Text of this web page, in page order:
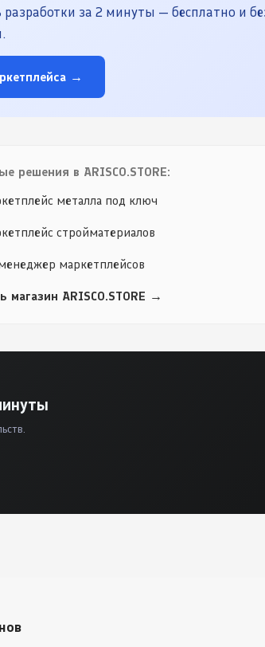
разработки за 2 минуты — бесплатно и
→
решения в ARISCO.STORE:
металла под ключ
стройматериалов
маркетплейсов
магазин ARISCO.STORE →